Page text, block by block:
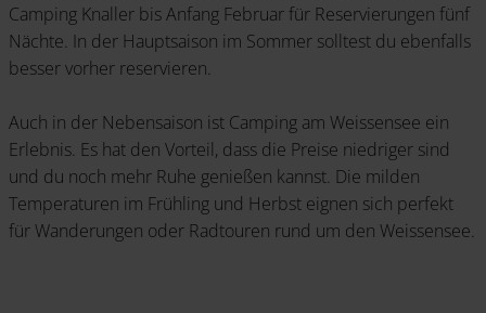
Camping Knaller bis Anfang Februar für Reservierungen fünf
Nächte. In der Hauptsaison im Sommer solltest du ebenfalls
besser vorher reservieren.
Auch in der Nebensaison ist Camping am Weissensee ein
Erlebnis. Es hat den Vorteil, dass die Preise niedriger sind
und du noch mehr Ruhe genießen kannst. Die milden
Temperaturen im Frühling und Herbst eignen sich perfekt
für Wanderungen oder Radtouren rund um den Weissensee.